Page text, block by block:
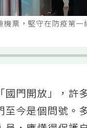
票，堅守在防疫第
門開放」，許
今是個問號。